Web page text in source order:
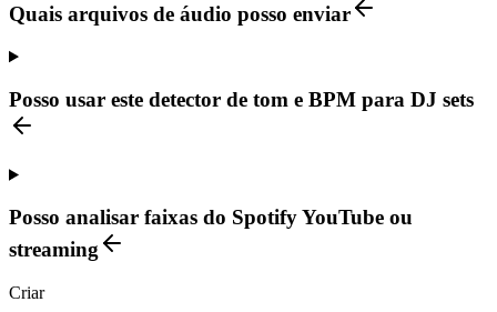
Quais arquivos de áudio posso enviar
Posso usar este detector de tom e BPM para DJ sets
Posso analisar faixas do Spotify YouTube ou
streaming
Criar